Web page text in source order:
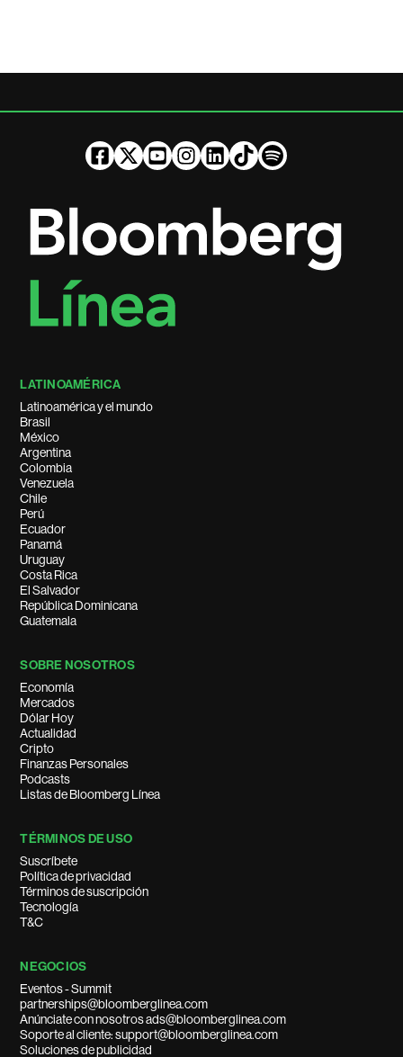
LATINOAMÉRICA
Latinoamérica y el mundo
Brasil
México
Argentina
Colombia
Venezuela
Chile
Perú
Ecuador
Panamá
Uruguay
Costa Rica
El Salvador
República Dominicana
Guatemala
SOBRE NOSOTROS
Economía
Mercados
Dólar Hoy
Actualidad
Cripto
Finanzas Personales
Podcasts
Listas de Bloomberg Línea
TÉRMINOS DE USO
Suscríbete
Política de privacidad
Términos de suscripción
Tecnología
T&C
NEGOCIOS
Eventos - Summit
partnerships@bloomberglinea.com
Anúnciate con nosotros ads@bloomberglinea.com
Soporte al cliente: support@bloomberglinea.com
Soluciones de publicidad